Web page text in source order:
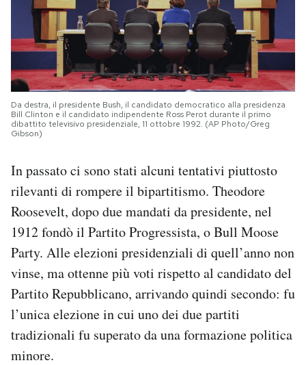
Da destra, il presidente Bush, il candidato democratico alla presidenza
Bill Clinton e il candidato indipendente Ross Perot durante il primo
dibattito televisivo presidenziale, 11 ottobre 1992. (AP Photo/Greg
Gibson)
In passato ci sono stati alcuni tentativi piuttosto
rilevanti di rompere il bipartitismo. Theodore
Roosevelt, dopo due mandati da presidente, nel
1912 fondò il Partito Progressista, o Bull Moose
Party. Alle elezioni presidenziali di quell’anno non
vinse, ma ottenne più voti rispetto al candidato del
Partito Repubblicano, arrivando quindi secondo: fu
l’unica elezione in cui uno dei due partiti
tradizionali fu superato da una formazione politica
minore.